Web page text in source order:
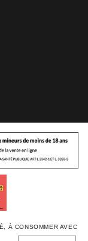
À CONSOMMER AVEC